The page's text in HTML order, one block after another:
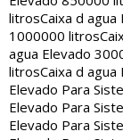
litrosCaixa d
1000000 litros
agua Elevado
litrosCaixa d
Elevado Para
Elevado Para
Elevado Para